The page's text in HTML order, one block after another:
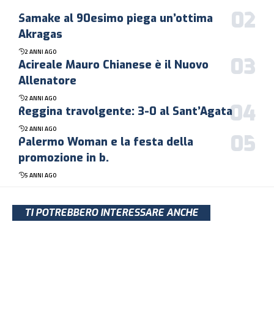
Samake al 90esimo piega un’ottima
Akragas
2 ANNI AGO
Acireale Mauro Chianese è il Nuovo
Allenatore
2 ANNI AGO
Reggina travolgente: 3-0 al Sant’Agata
2 ANNI AGO
Palermo Woman e la festa della
promozione in b.
5 ANNI AGO
TI POTREBBERO INTERESSARE ANCHE